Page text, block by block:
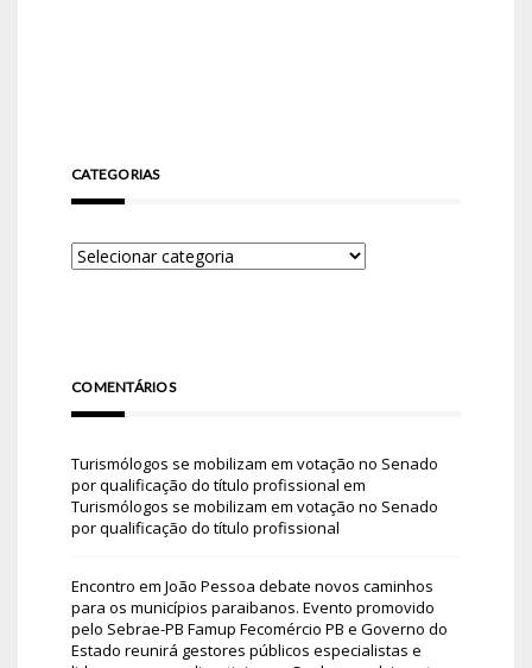
CATEGORIAS
COMENTÁRIOS
Turismólogos se mobilizam em votação no Senado
por qualificação do título profissional em
Turismólogos se mobilizam em votação no Senado
por qualificação do título profissional
Encontro em João Pessoa debate novos caminhos
para os municípios paraibanos. Evento promovido
pelo Sebrae-PB Famup Fecomércio PB e Governo do
Estado reunirá gestores públicos especialistas e